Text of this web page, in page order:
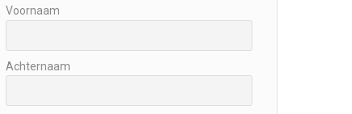
Voornaam
Achternaam